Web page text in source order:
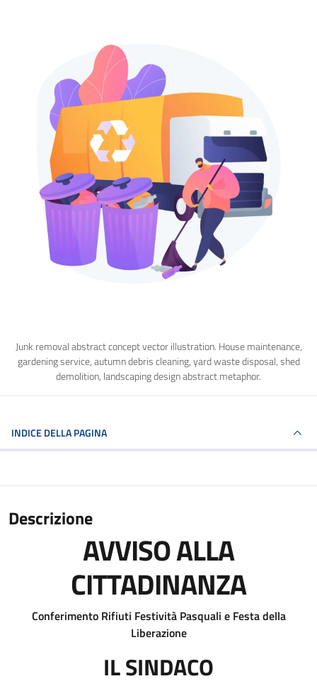
Junk removal abstract concept vector illustration. House maintenance,
gardening service, autumn debris cleaning, yard waste disposal, shed
demolition, landscaping design abstract metaphor.
INDICE DELLA PAGINA
Descrizione
AVVISO ALLA
CITTADINANZA
Conferimento Rifiuti Festività Pasquali e Festa della
Liberazione
IL SINDACO